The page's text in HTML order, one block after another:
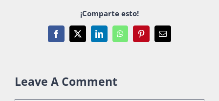
¡Comparte esto!
Facebook
X LinkedInWhatsAppPinterestEmail
Leave A Comment